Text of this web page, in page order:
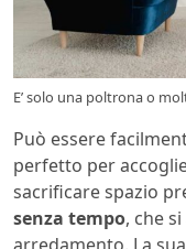
E’ solo una poltrona o
Può essere
perfetto per
sacrificare spazio
senza tempo, che